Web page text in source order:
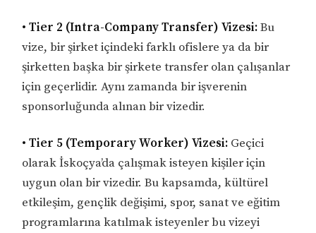
• Tier 2 (Intra-Company Transfer) Vizesi:Bu
vize, bir şirket içindeki farklı ofislere ya da bir
şirketten başka bir şirkete transfer olan çalışanlar
için geçerlidir. Aynı zamanda bir işverenin
sponsorluğunda alınan bir vizedir.
• Tier 5 (Temporary Worker) Vizesi: Geçici
olarak İskoçya’da çalışmak isteyen kişiler için
uygun olan bir vizedir. Bu kapsamda, kültürel
etkileşim, gençlik değişimi, spor, sanat ve eğitim
programlarına katılmak isteyenler bu vizeyi